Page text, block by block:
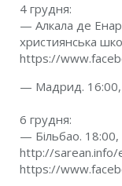
4 грудня:
— Алкала де
християнська
https://
— Мадрид. 16:00,
6 грудня:
— Більбао. 18:00,
http://sarean.info/
https://